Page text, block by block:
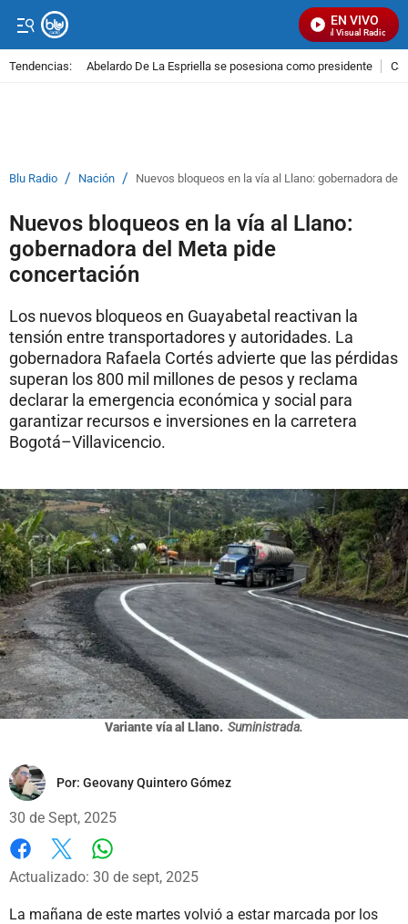
EN VIVO
Señal Visual Radio
Tendencias: Abelardo De La Espriella se posesiona como presidente
Blu Radio / Nación / Nuevos bloqueos en la vía al Llano: gobernadora
Nuevos bloqueos en la vía al Llano:
gobernadora del Meta pide
concertación
Los nuevos bloqueos en Guayabetal reactivan la
tensión entre transportadores y autoridades. La
gobernadora Rafaela Cortés advierte que las pérdidas
superan los 800 mil millones de pesos y reclama
declarar la emergencia económica y social para
garantizar recursos e inversiones en la carretera
Bogotá–Villavicencio.
Variante vía al Llano. Suministrada.
Por: Geovany Quintero Gómez
30 de Sept, 2025
Facebook
X
Actualizado: 30 de sept, 2025
La mañana de este martes volvió a estar marcada por los